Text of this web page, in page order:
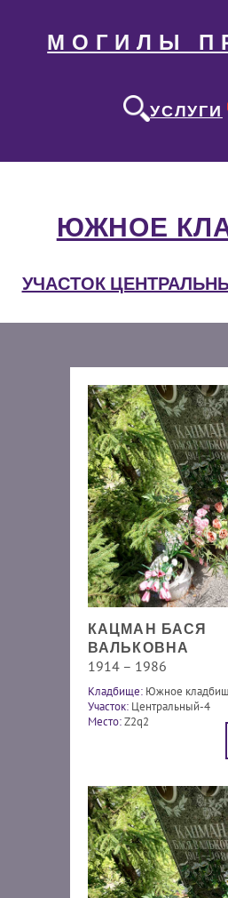
МОГИЛЫ
УСЛУГИ
ЮЖНОЕ
УЧАСТОК
КАЦМАН БАСЯ
ВАЛЬКОВНА
1914 – 1986
Кладбище: Южное
Участок: Центральный-4
Место:Z2q2